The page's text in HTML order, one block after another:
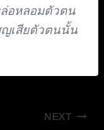
อหลอมตัวตน
ญเสียตัวตนนั้น
NEXT